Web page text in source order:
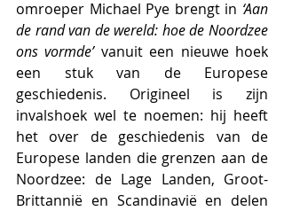
omroeper Michael Pye brengt in ‘Aan
de rand van de wereld: hoe de Noordzee
ons vormde’ vanuit een nieuwe hoek
een stuk van de Europese
geschiedenis. Origineel is zijn
invalshoek wel te noemen: hij heeft
het over de geschiedenis van de
Europese landen die grenzen aan de
Noordzee: de Lage Landen, Groot-
Brittannië en Scandinavië en delen